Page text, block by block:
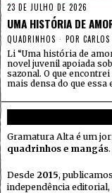
23 DE JULHO DE 2026
UMA HISTÓRIA DE
QUADRINHOS POR
Li “Uma história de
novel juvenil apoiada
sazonal. O que
mais densa do que essa
Gramatura Alta é um
quadrinhos e mangás.
Desde 2015,
independência